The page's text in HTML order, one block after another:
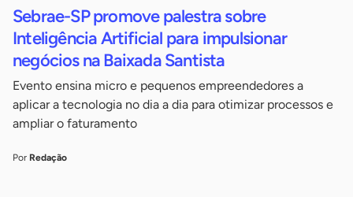
Notícias
Sebrae-SP promove palestra sobre
Inteligência Artificial para impulsionar
negócios na Baixada Santista
Evento ensina micro e pequenos empreendedores a
aplicar a tecnologia no dia a dia para otimizar processos e
ampliar o faturamento
Por Redação